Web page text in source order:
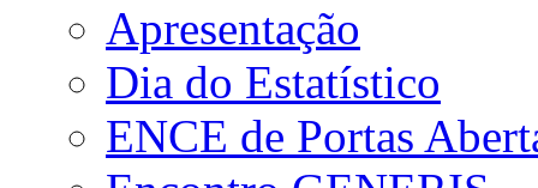
Apresentação
Dia do Estatístico
ENCE de Portas